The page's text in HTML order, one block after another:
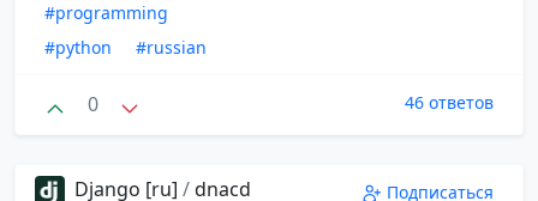
#programming
#python
#russian
0 46 ответов
Django [ru] /dnacd
Подписаться